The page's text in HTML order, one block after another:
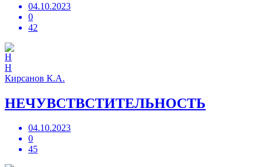
04.10.2023
0
42
Н
Кирсанов К.А.
НЕЧУВСТВСТИТЕЛЬНОСТЬ
04.10.2023
0
45